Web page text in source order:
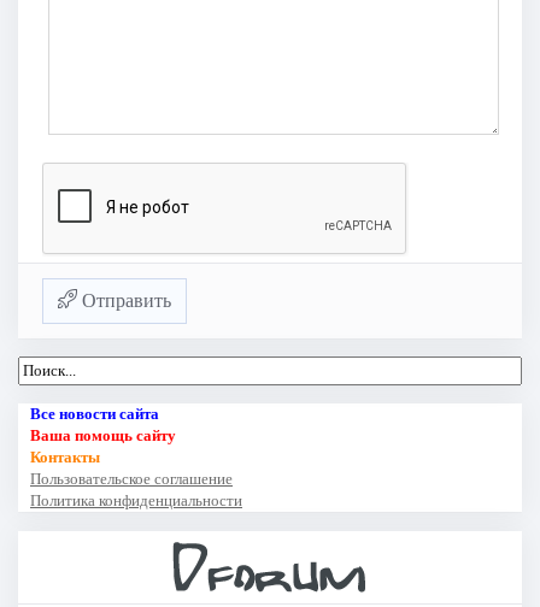
Отправить
Все новости сайта
Ваша помощь сайту
Контакты
Пользовательское соглашение
Политика конфиденциальности